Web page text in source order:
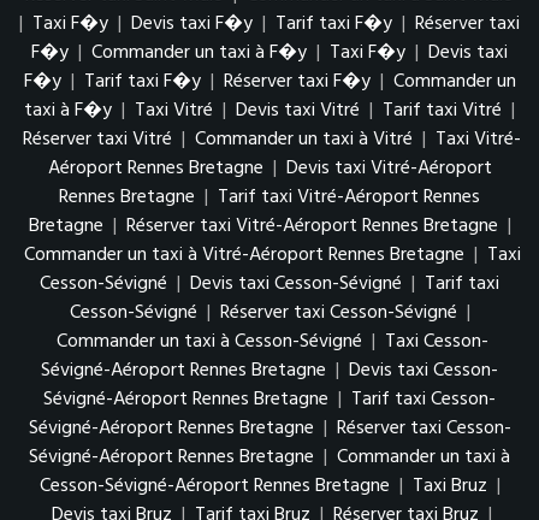
| Taxi F�y | Devis taxi F�y | Tarif taxi F�y | Réserver taxi
F�y | Commander un taxi à F�y | Taxi F�y | Devis taxi
F�y | Tarif taxi F�y | Réserver taxi F�y | Commander un
taxi à F�y | Taxi Vitré | Devis taxi Vitré | Tarif taxi Vitré |
Réserver taxi Vitré | Commander un taxi à Vitré | Taxi Vitré-
Aéroport Rennes Bretagne | Devis taxi Vitré-Aéroport
Rennes Bretagne | Tarif taxi Vitré-Aéroport Rennes
Bretagne | Réserver taxi Vitré-Aéroport Rennes Bretagne |
Commander un taxi à Vitré-Aéroport Rennes Bretagne | Taxi
Cesson-Sévigné | Devis taxi Cesson-Sévigné | Tarif taxi
Cesson-Sévigné | Réserver taxi Cesson-Sévigné |
Commander un taxi à Cesson-Sévigné | Taxi Cesson-
Sévigné-Aéroport Rennes Bretagne | Devis taxi Cesson-
Sévigné-Aéroport Rennes Bretagne | Tarif taxi Cesson-
Sévigné-Aéroport Rennes Bretagne | Réserver taxi Cesson-
Sévigné-Aéroport Rennes Bretagne | Commander un taxi à
Cesson-Sévigné-Aéroport Rennes Bretagne | Taxi Bruz |